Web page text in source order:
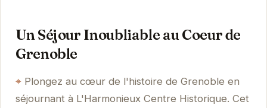
Un Séjour Inoubliable au Coeur de
Grenoble
Plongez au cœur de l'histoire de Grenoble en
séjournant à L'Harmonieux Centre Historique. Cet